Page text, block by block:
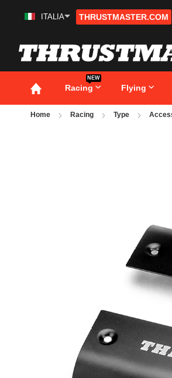
Salta
ITALIA THRUSTMASTER.COM
Racing
NEW
Flying
Home Racing Type